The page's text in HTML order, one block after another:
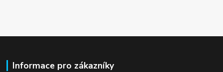
Informace pro zákazníky